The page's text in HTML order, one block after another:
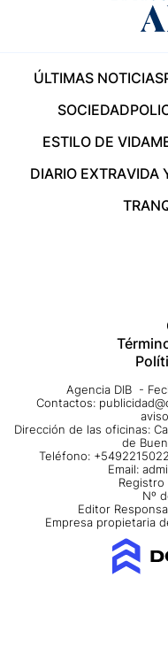
ÚLTIMAS NOTICIAS
SOCIEDAD
ESTILO DE VIDA
DIARIO EXTRAVIDA
Agencia DIB -
Contactos:
Dirección de las oficinas:
de
Teléfono:
Email:
Registro
Nº
Editor
Empresa propietaria